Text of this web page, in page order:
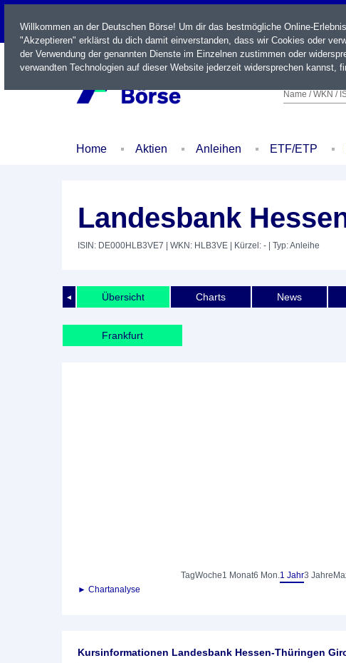
LIVE
Name / WKN /
Home Aktien Anleihen ETF/ETP
Landesbank
ISIN: DE000HLB3VE7 | WKN: HLB3VE | Kürzel: - | Typ: Anleihe
◄ Übersicht Charts News
Frankfurt
TagWoche1 Monat6 Mon.1 Jahr3 Jahre
► Chartanalyse
Kursinformationen Landesbank Hessen-Thüringen
Willkommen an der Deutschen Börse! Um dir das bestmögliche Online-
"Akzeptieren" erklärst du dich damit einverstanden, dass wir Cookies oder
der Verwendung der genannten Dienste im Einzelnen zustimmen oder
verwandten Technologien auf dieser Website jederzeit widersprechen kannst,